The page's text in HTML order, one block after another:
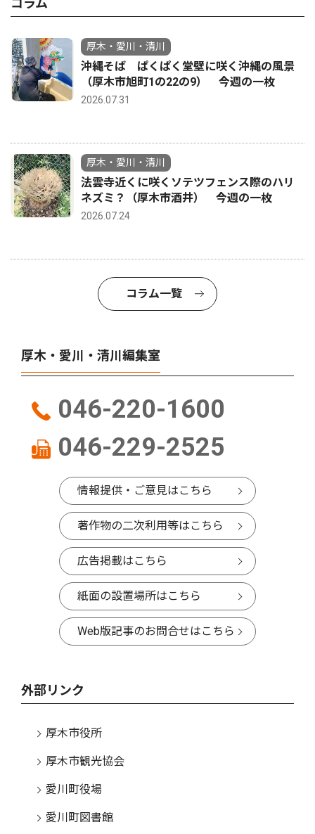
コラム
厚木・愛川・清川
沖縄そば ぱくぱく堂壁に咲く沖縄の風景
（厚木市旭町1の22の9） 今週の一枚
2026.07.31
厚木・愛川・清川
法雲寺近くに咲くソテツフェンス際のハリ
ネズミ？（厚木市酒井） 今週の一枚
2026.07.24
コラム一覧
厚木・愛川・清川編集室
046-220-1600
046-229-2525
情報提供・ご意見はこちら
著作物の二次利用等はこちら
広告掲載はこちら
紙面の設置場所はこちら
Web版記事のお問合せはこちら
外部リンク
厚木市役所
厚木市観光協会
愛川町役場
愛川町図書館